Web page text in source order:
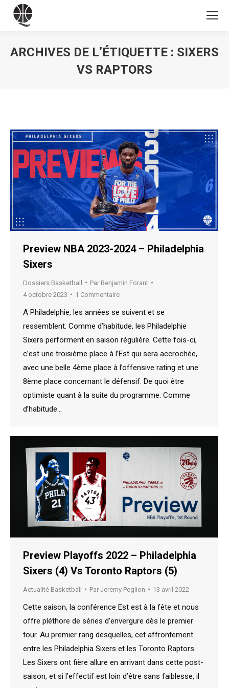
ARCHIVES DE L’ÉTIQUETTE : SIXERS
VS RAPTORS
Preview NBA 2023-2024 – Philadelphia
Sixers
Dossiers Basketball Par Benjamin Forant
4 octobre 2023
1 Commentaire
A Philadelphie, les années se suivent et se
ressemblent. Comme d’habitude, les Philadelphie
Sixers performent en saison régulière. Cette fois-ci,
c’est une troisième place à l’Est qui sera accrochée,
avec une belle 4ème place à l’offensive rating et une
8ème place concernant le défensif. De quoi être
optimiste quant à la suite du programme. Comme
d’habitude…
Preview Playoffs 2022 – Philadelphia
Sixers (4) Vs Toronto Raptors (5)
Actualité Basketball Par Jeremy Peglion 13 avril 2022
Cette saison, la conférence Est est à la fête et nous
offre pléthore de séries d’envergure dès le premier
tour. Au premier rang desquelles, cet affrontement
entre les Philadelphia Sixers et les Toronto Raptors.
Les Sixers ont fière allure en arrivant dans cette post-
saison, et si l’effectif est loin d’être sans faiblesse, il